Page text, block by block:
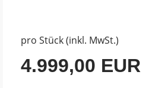
pro Stück (inkl. MwSt.)
4.999,00 EUR